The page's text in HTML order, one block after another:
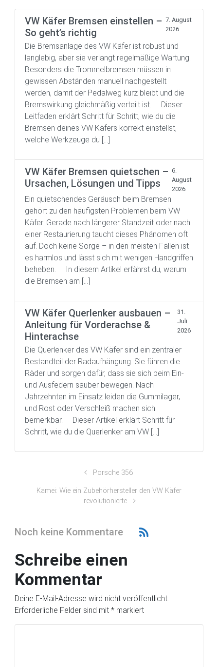
VW Käfer Bremsen einstellen –
So geht’s richtig
7. August
2026
Die Bremsanlage des VW Käfer ist robust und
langlebig, aber sie verlangt regelmäßige Wartung.
Besonders die Trommelbremsen müssen in
gewissen Abständen manuell nachgestellt
werden, damit der Pedalweg kurz bleibt und die
Bremswirkung gleichmäßig verteilt ist. Dieser
Leitfaden erklärt Schritt für Schritt, wie du die
Bremsen deines VW Käfers korrekt einstellst,
welche Werkzeuge du […]
VW Käfer Bremsen quietschen –
Ursachen, Lösungen und Tipps
6.
August
2026
Ein quietschendes Geräusch beim Bremsen
gehört zu den häufigsten Problemen beim VW
Käfer. Gerade nach längerer Standzeit oder nach
einer Restaurierung taucht dieses Phänomen oft
auf. Doch keine Sorge – in den meisten Fällen ist
es harmlos und lässt sich mit wenigen Handgriffen
beheben. In diesem Artikel erfährst du, warum
die Bremsen am […]
VW Käfer Querlenker ausbauen –
Anleitung für Vorderachse &
Hinterachse
31.
Juli
2026
Die Querlenker des VW Käfer sind ein zentraler
Bestandteil der Radaufhängung. Sie führen die
Räder und sorgen dafür, dass sie sich beim Ein-
und Ausfedern sauber bewegen. Nach
Jahrzehnten im Einsatz leiden die Gummilager,
und Rost oder Verschleiß machen sich
bemerkbar. Dieser Artikel erklärt Schritt für
Schritt, wie du die Querlenker am VW […]
Porsche 356
Kamei: Wie ein Zubehörhersteller den VW Käfer
revolutionierte
Noch keine Kommentare
Schreibe einen
Kommentar
Deine E-Mail-Adresse wird nicht veröffentlicht.
Erforderliche Felder sind mit * markiert